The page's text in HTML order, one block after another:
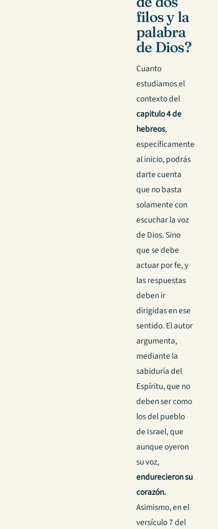
filos y la
palabra
de Dios?
Cuanto
estudiamos el
contexto del
capitulo 4 de
hebreos,
específicamente
al inicio, podrás
darte cuenta
que no basta
solamente con
escuchar la voz
de Dios. Sino
que se debe
actuar por fe, y
las respuestas
deben ir
dirigidas en ese
sentido. El autor
argumenta,
mediante la
sabiduría del
Espíritu, que no
deben ser como
los del pueblo
de Israel, que
aunque oyeron
su voz,
endurecieron su
corazón.
Asimismo, en el
versículo 7 del